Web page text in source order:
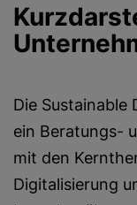
Die Sustainable
ein Beratungs-
mit den
Digitalisierung